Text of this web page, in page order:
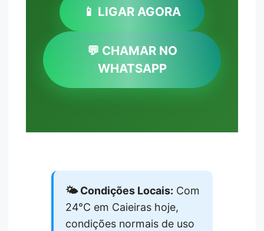
📱 LIGAR AGORA
💬 CHAMAR NO
WHATSAPP
🌤️ Condições Locais: Com
24°C em Caieiras hoje,
condições normais de uso